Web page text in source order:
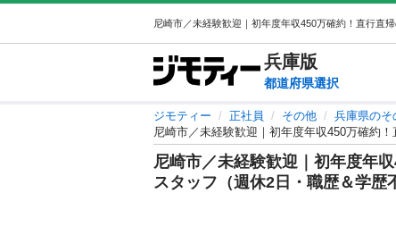
兵庫版
都道府県選択
ジモティー 正社員 その他 兵庫県のそ
尼崎市／未経験歓迎｜初年度年収450万確約
尼崎市／未経験歓迎｜初年度年
スタッフ（週休2日・職歴＆学歴